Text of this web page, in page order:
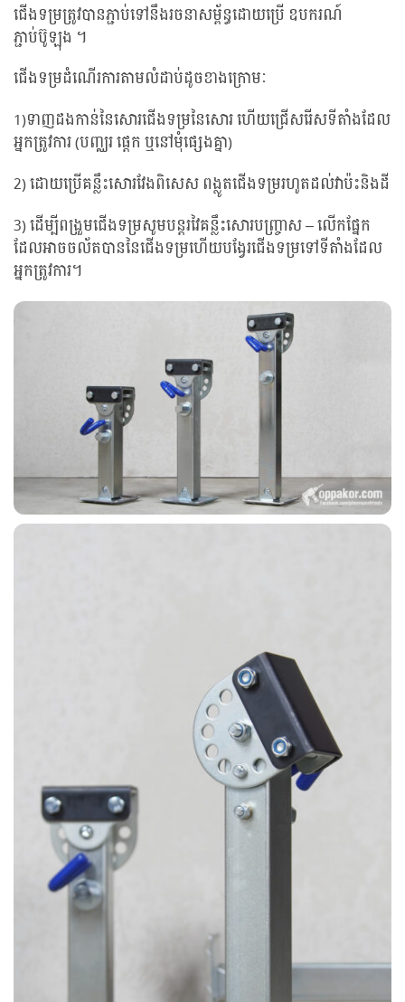
ជើងទម្រត្រូវបានភ្ជាប់ទៅនឹងរចនាសម្ព័ន្ធដោយប្រើ ឧបករណ៍
ភ្ជាប់ប៊ូឡុង ។
ជើងទម្រដំណើរការតាមលំដាប់ដូចខាងក្រោមៈ
1)ទាញដងកាន់នៃសោរជើងទម្រនៃសោរ ហើយជ្រើសរើសទីតាំងដែល
អ្នកត្រូវការ (បញ្ឈរ ផ្ដេក ឬនៅមុំផ្សេងគ្នា)
2) ដោយប្រើគន្លឹះសោរវែងពិសេស ពង្លូតជើងទម្ររហូតដល់វាប៉ះនិងដី
3) ដើម្បីពង្រួមជើងទម្រសូមបន្តរវៃគន្លឹះសោរបញ្ច្រាស – លើកផ្នែក
ដែលអាចចល័តបាននៃជើងទម្រហើយបង្វែរជើងទម្រទៅទីតាំងដែល
អ្នកត្រូវការ។